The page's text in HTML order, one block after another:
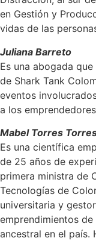
en Gestión y
vidas de las
Juliana Barreto
Es una abogada
de Shark Tank
eventos
a los
Mabel Torres
Es una científica
de 25 años de
primera ministra de
Tecnologías de
universitaria y
emprendimientos
ancestral en el país.